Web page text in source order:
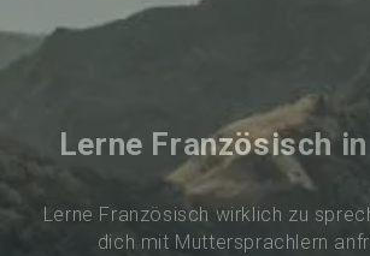
Lerne Französisch
Lerne Französisch wirklich zu
dich mit Muttersprachlern